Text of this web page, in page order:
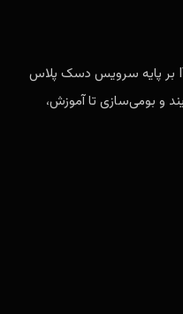
مدانت مجری پیاده‌سازی ITSM و ITIL بر پایه سرویس دسک پلاس
و بومی‌سازی تا آموزش،